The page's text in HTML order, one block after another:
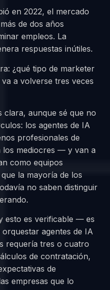
en 2022, el mercado
de dos años
empleos. La
respuestas inútiles.
¿qué tipo de marketer
a volverse tres veces
clara, aunque sé que no
los agentes de IA
profesionales de
los mediocres — y van a
como equipos
la mayoría de los
no saben distinguir
esto es verificable — es
agentes de IA
requería tres o cuatro
de contratación,
de
empresas que lo